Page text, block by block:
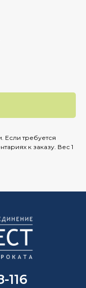
Если требуется
к заказу. Вес 1
116